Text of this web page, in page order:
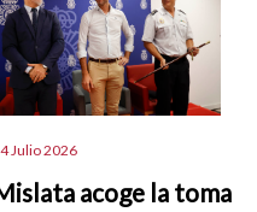
Julio 2026
acoge la toma